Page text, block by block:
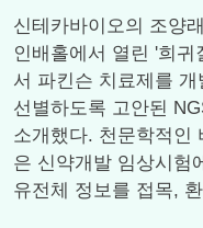
신테카바이오의 조양
인배홀에서 열린 '희귀
서 파킨슨 치료제를
선별하도록 고안된
소개했다. 천문학적인
은 신약개발 임상시험
유전체 정보를 접목,